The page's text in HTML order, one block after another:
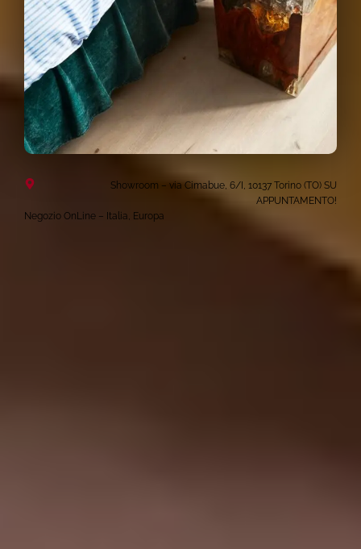
Showroom – via Cimabue, 6/I, 10137 Torino (TO) SU
APPUNTAMENTO!
Negozio OnLine – Italia, Europa